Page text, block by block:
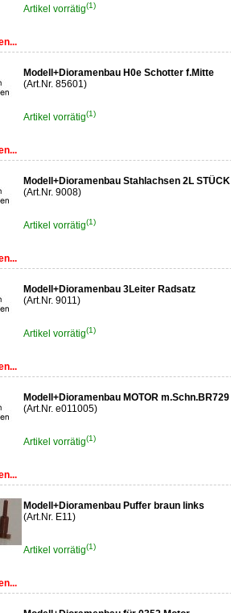
Artikel vorrätig(1)
Modell+Dioramenbau H0e Schotter f.Mitte
(Art.Nr. 85601)
Artikel vorrätig(1)
Modell+Dioramenbau Stahlachsen 2L STÜCK
(Art.Nr. 9008)
Artikel vorrätig(1)
Modell+Dioramenbau 3Leiter Radsatz
(Art.Nr. 9011)
Artikel vorrätig(1)
Modell+Dioramenbau MOTOR m.Schn.BR729
(Art.Nr. e011005)
Artikel vorrätig(1)
Modell+Dioramenbau Puffer braun links
(Art.Nr. E11)
Artikel vorrätig(1)